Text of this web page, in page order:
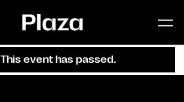
This event has passed.